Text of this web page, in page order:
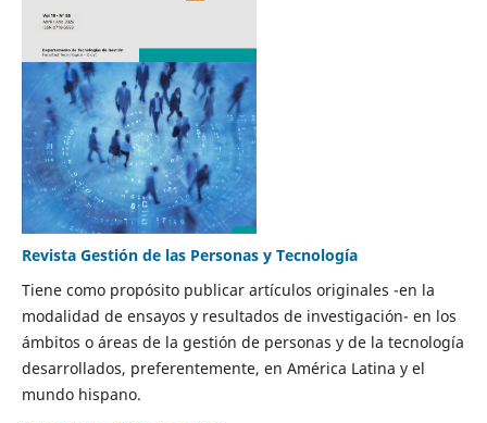
Revista Gestión de las Personas y Tecnología
Tiene como propósito publicar artículos originales -en la
modalidad de ensayos y resultados de investigación- en los
ámbitos o áreas de la gestión de personas y de la tecnología
desarrollados, preferentemente, en América Latina y el
mundo hispano.